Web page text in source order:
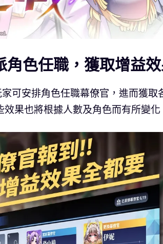
角色任職，獲取增益
可安排角色任職幕僚官，進而獲取
果也將根據人數及角色而有所變化